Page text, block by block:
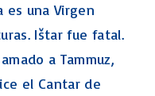
es una Virgen
Ištar fue fatal.
a Tammuz,
el Cantar de